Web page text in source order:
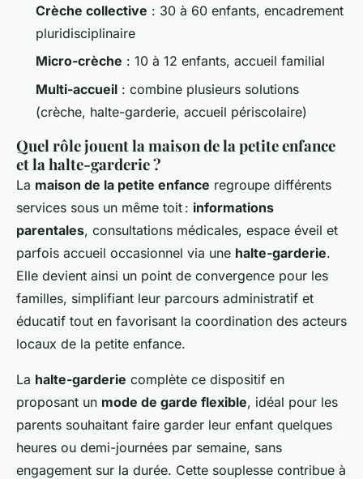
Crèche collective : 30 à 60 enfants, encadrement
pluridisciplinaire
Micro-crèche : 10 à 12 enfants, accueil familial
Multi-accueil : combine plusieurs solutions
(crèche, halte-garderie, accueil périscolaire)
Quel rôle jouent la maison de la petite enfance
et la halte-garderie ?
La maison de la petite enfance regroupe différents
services sous un même toit : informations
parentales, consultations médicales, espace éveil et
parfois accueil occasionnel via une halte-garderie.
Elle devient ainsi un point de convergence pour les
familles, simplifiant leur parcours administratif et
éducatif tout en favorisant la coordination des acteurs
locaux de la petite enfance.
La halte-garderie complète ce dispositif en
proposant un mode de garde flexible, idéal pour les
parents souhaitant faire garder leur enfant quelques
heures ou demi-journées par semaine, sans
engagement sur la durée. Cette souplesse contribue à